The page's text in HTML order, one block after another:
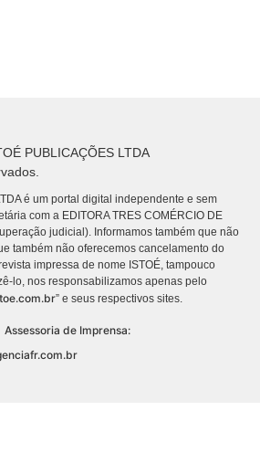
PUBLICAÇÕES LTDA
é um portal digital independente e sem
com a EDITORA TRES COMÉRCIO DE
judicial). Informamos também que não
também não oferecemos cancelamento do
impressa de nome ISTOÉ, tampouco
lo, nos responsabilizamos apenas pelo
” e seus respectivos sites.
Assessoria de Imprensa: